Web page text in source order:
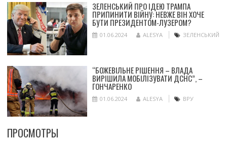
ЗЕЛЕНСЬКИЙ ПРО ІДЕЮ ТРАМПА
ПРИПИНИТИ ВІЙНУ: НЕВЖЕ ВІН ХОЧЕ
БУТИ ПРЕЗИДЕНТОМ-ЛУЗЕРОМ?
01.06.2024 ALESYA ЗЕЛЕНСЬКИЙ
“БОЖЕВІЛЬНЕ РІШЕННЯ – ВЛАДА
ВИРІШИЛА МОБІЛІЗУВАТИ ДСНС”, –
ГОНЧАРЕНКО
01.06.2024 ALESYA ВРУ
ПРОСМОТРЫ